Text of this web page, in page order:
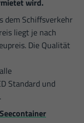
wird.
dem Schiffsverkehr
liegt je nach
Die Qualität
Standard und
Seecontainer